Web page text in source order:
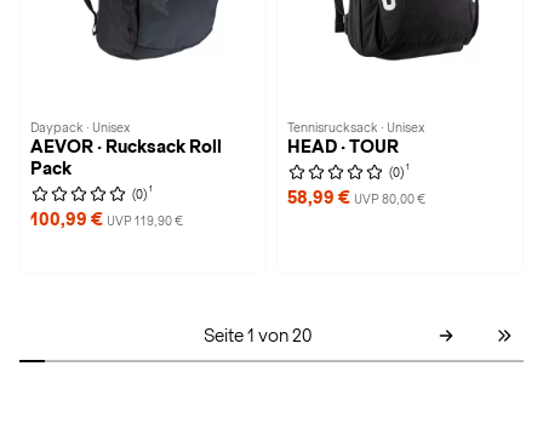
Daypack · Unisex
AEVOR · Rucksack Roll
Pack
(0) 1
100,99 € UVP 119,90 €
Tennisrucksack · Unisex
HEAD · TOUR
(0) 1
58,99 € UVP 80,00 €
Seite 1 von 20